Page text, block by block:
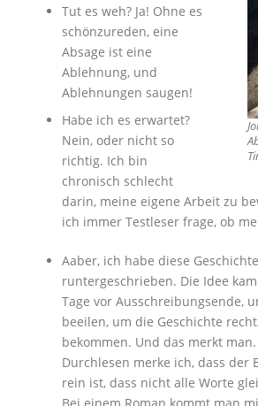
Tut es weh? Ja! Ohne es
schönzureden, eine
Absage ist eine
Ablehnung, und
Ablehnungen saugen!
Habe ich es erwartet?
Nein, oder nicht so
richtig. Ich bin
chronisch schlecht
darin, meine eigene Arbeit zu
ich immer Testleser frage, ob
Aaber, ich habe diese
runtergeschrieben. Die Idee
Tage vor Ausschreibungsende,
beeilen, um die Geschichte
bekommen. Und das merkt
Durchlesen merke ich, dass der
rein ist, dass nicht alle Worte
Bei einem Roman kommt man